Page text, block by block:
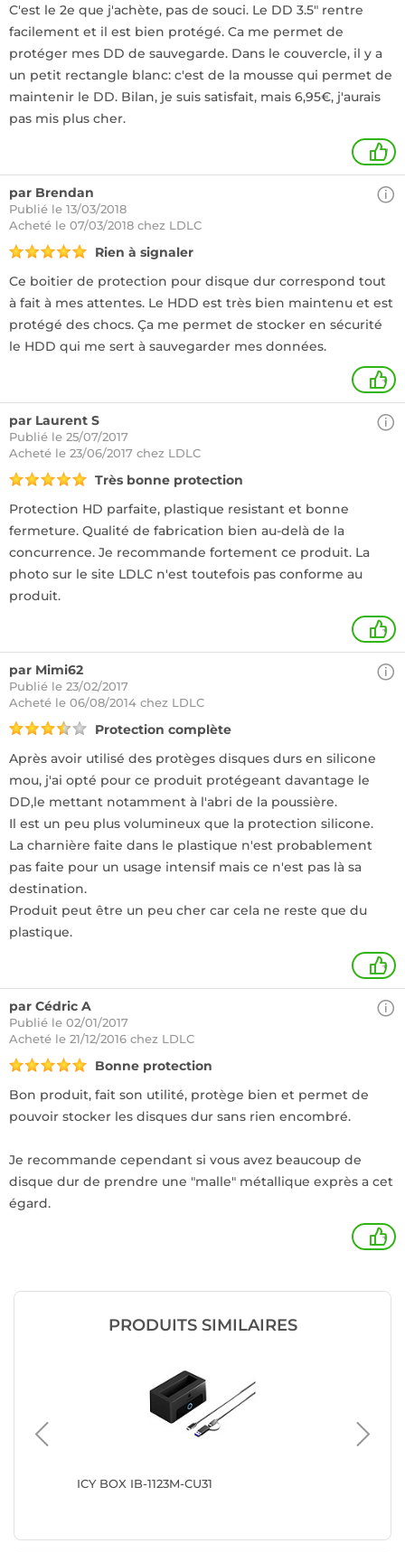
C'est le 2e que j'achète, pas de souci. Le DD 3.5" rentre
facilement et il est bien protégé. Ca me permet de
protéger mes DD de sauvegarde. Dans le couvercle, il y a
un petit rectangle blanc: c'est de la mousse qui permet de
maintenir le DD. Bilan, je suis satisfait, mais 6,95€, j'aurais
pas mis plus cher.
1
par Brendan
Publié le 13/03/2018
Acheté le 07/03/2018 chez LDLC
Rien à signaler
Ce boitier de protection pour disque dur correspond tout
à fait à mes attentes. Le HDD est très bien maintenu et est
protégé des chocs. Ça me permet de stocker en sécurité
le HDD qui me sert à sauvegarder mes données.
+
par Laurent S
Publié le 25/07/2017
Acheté le 23/06/2017 chez LDLC
Très bonne protection
Protection HD parfaite, plastique resistant et bonne
fermeture. Qualité de fabrication bien au-delà de la
concurrence. Je recommande fortement ce produit. La
photo sur le site LDLC n'est toutefois pas conforme au
produit.
+
par Mimi62
Publié le 23/02/2017
Acheté le 06/08/2014 chez LDLC
Protection complète
Après avoir utilisé des protèges disques durs en silicone
mou, j'ai opté pour ce produit protégeant davantage le
DD,le mettant notamment à l'abri de la poussière.
Il est un peu plus volumineux que la protection silicone.
La charnière faite dans le plastique n'est probablement
pas faite pour un usage intensif mais ce n'est pas là sa
destination.
Produit peut être un peu cher car cela ne reste que du
plastique.
+
par Cédric A
Publié le 02/01/2017
Acheté le 21/12/2016 chez LDLC
Bonne protection
Bon produit, fait son utilité, protège bien et permet de
pouvoir stocker les disques dur sans rien encombré.
Je recommande cependant si vous avez beaucoup de
disque dur de prendre une "malle" métallique exprès a cet
égard.
+
PRODUITS SIMILAIRES
ICY BOX IB-1123M-CU31